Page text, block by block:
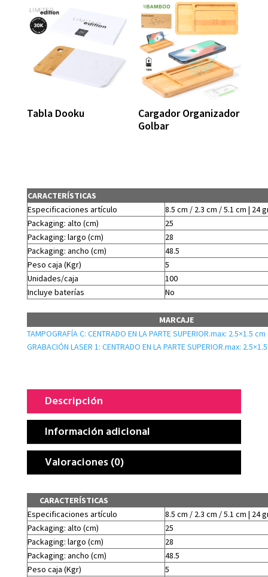
Tabla Dooku
Cargador Organizador
Golbar
CARACTERÍSTICAS
Especificaciones artículo
8.5 cm / 2.3 cm / 5.1 cm | 24
Packaging: alto (cm)
25
Packaging: largo (cm)
28
Packaging: ancho (cm)
48.5
Peso caja (Kgr)
5
Unidades/caja
100
Incluye baterías
No
MARCAJE
TAMPOGRAFÍA C: CENTRADO EN LA PARTE SUPERIOR.max: 2.5×1.5 cm
GRABACIÓN LASER 1: CENTRADO EN LA PARTE SUPERIOR.max:
Descripción
Información adicional
Valoraciones (0)
CARACTERÍSTICAS
Especificaciones artículo
8.5 cm / 2.3 cm / 5.1 cm | 24
Packaging: alto (cm)
25
Packaging: largo (cm)
28
Packaging: ancho (cm)
48.5
Peso caja (Kgr)
5